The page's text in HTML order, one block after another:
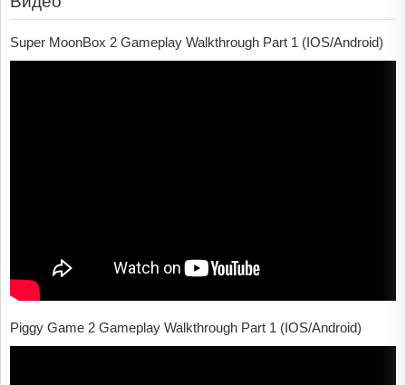
Super MoonBox 2 Gameplay Walkthrough Part 1 (IOS/Android)
Piggy Game 2 Gameplay Walkthrough Part 1 (IOS/Android)